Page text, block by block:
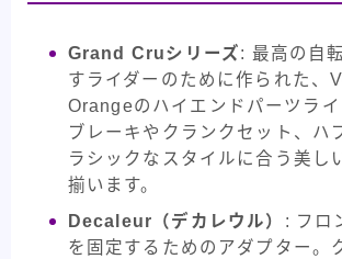
Grand Cruシリーズ: 最高の自
すライダーのために作られた、
Orangeのハイエンドパーツラ
ブレーキやクランクセット、ハ
ラシックなスタイルに合う美し
揃います。
Decaleur（デカレウル） : フロ
を固定するためのアダプター。